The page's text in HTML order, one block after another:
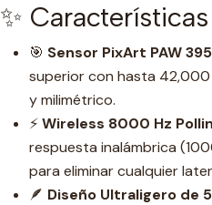
✨
🎯 Sensor PixArt PAW
superior con hasta
y milimétrico.
⚡Wireless 8000 Hz
respuesta inalámbrica
para eliminar cualquier
🪶 Diseño Ultraligero de